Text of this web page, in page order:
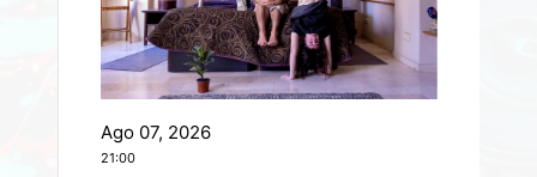
Ago 07, 2026
21:00